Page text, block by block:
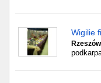
Wigilie
Rzeszów